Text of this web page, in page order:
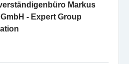
Markus
- Expert Group